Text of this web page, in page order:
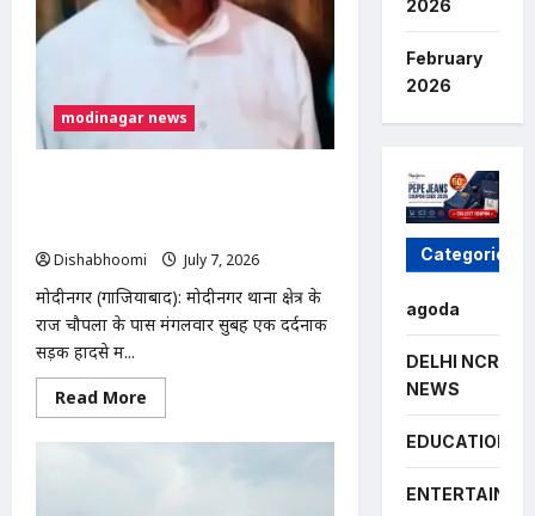
जांच
में
जुटी
modinagar news
Dishabhoomi
July 7, 2026
मोदीनगर (गाजियाबाद): मोदीनगर थाना क्षेत्र के
राज चौपला के पास मंगलवार सुबह एक दर्दनाक
सड़क हादसे में...
Read More
more
मोदीनगर
2026
February
2026
Categories
agoda
DELHI NCR
NEWS
EDUCATION